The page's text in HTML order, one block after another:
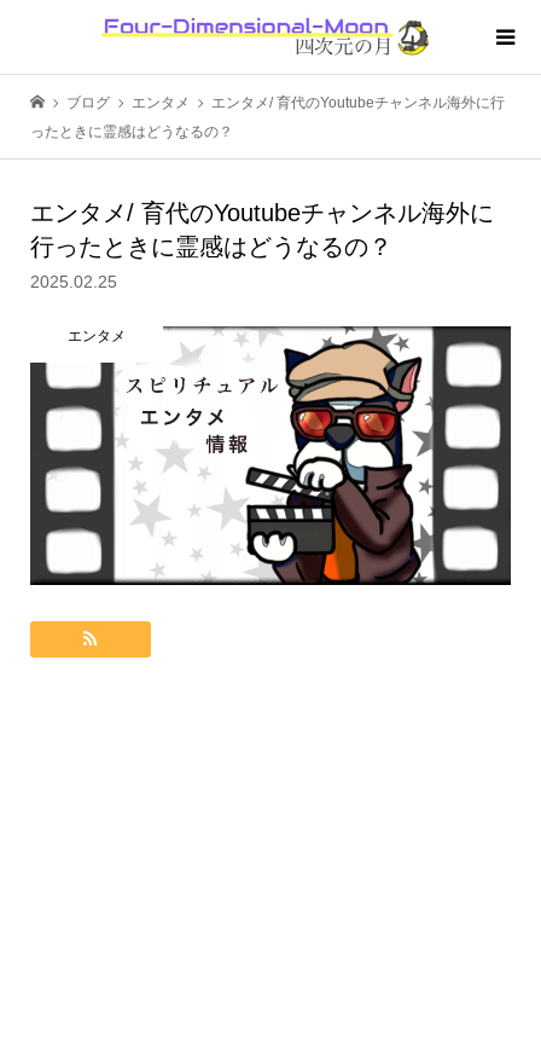
ブログ エンタメ
エンタメ/ 育代のYoutubeチャンネル海外に行
ったときに霊感はどうなるの？
エンタメ/ 育代のYoutubeチャンネル海外に
行ったときに霊感はどうなるの？
2025.02.25
エンタメ